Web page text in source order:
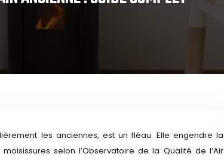
selon l’Observatoire de la Qualité de l’Air